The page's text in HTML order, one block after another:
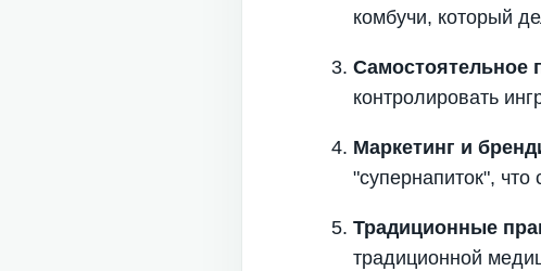
комбучи, который
Самостоятельное
контролировать
Маркетинг и
"супернапиток",
Традиционные
традиционной